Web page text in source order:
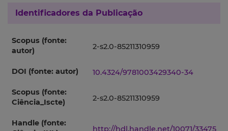
Identificadores da Publicação
Scopus (fonte:
autor)
2-s2.0-85211310959
DOI (fonte: autor) 10.4324/9781003429340-34
Scopus (fonte:
Ciência_Iscte)
2-s2.0-85211310959
Handle (fonte:
http://hdl.handle.net/10071/33475